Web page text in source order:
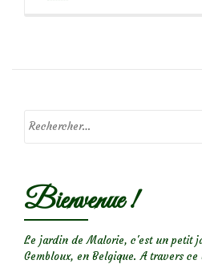
arbustes
j’aime,
printemps
Bienvenue !
Le jardin de Malorie, c'est un petit
Gembloux, en Belgique. A travers